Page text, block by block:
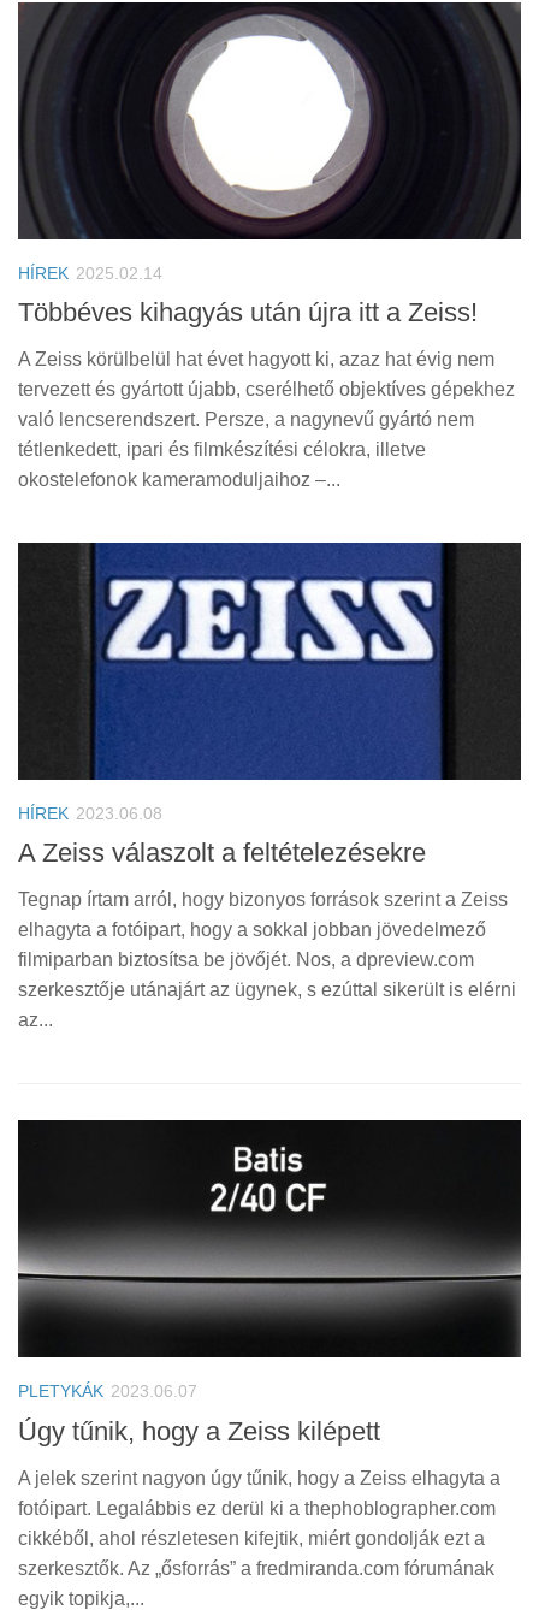
HÍREK 2025.02.14
Többéves kihagyás után újra itt a Zeiss!
A Zeiss körülbelül hat évet hagyott ki, azaz hat évig nem
tervezett és gyártott újabb, cserélhető objektíves gépekhez
való lencserendszert. Persze, a nagynevű gyártó nem
tétlenkedett, ipari és filmkészítési célokra, illetve
okostelefonok kameramoduljaihoz –...
HÍREK 2023.06.08
A Zeiss válaszolt a feltételezésekre
Tegnap írtam arról, hogy bizonyos források szerint a Zeiss
elhagyta a fotóipart, hogy a sokkal jobban jövedelmező
filmiparban biztosítsa be jövőjét. Nos, a dpreview.com
szerkesztője utánajárt az ügynek, s ezúttal sikerült is elérni
az...
PLETYKÁK 2023.06.07
Úgy tűnik, hogy a Zeiss kilépett
A jelek szerint nagyon úgy tűnik, hogy a Zeiss elhagyta a
fotóipart. Legalábbis ez derül ki a thephoblographer.com
cikkéből, ahol részletesen kifejtik, miért gondolják ezt a
szerkesztők. Az „ősforrás” a fredmiranda.com fórumának
egyik topikja,...